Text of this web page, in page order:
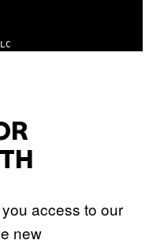
access to our
new